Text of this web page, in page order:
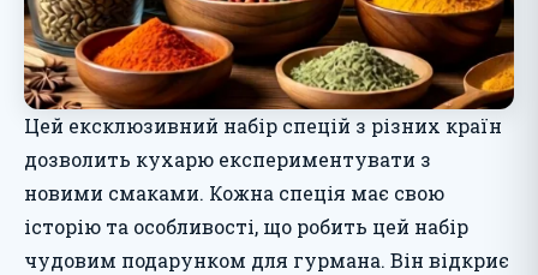
Цей ексклюзивний набір спецій з різних країн
дозволить кухарю експериментувати з
новими смаками. Кожна спеція має свою
історію та особливості, що робить цей набір
чудовим подарунком для гурмана. Він відкриє